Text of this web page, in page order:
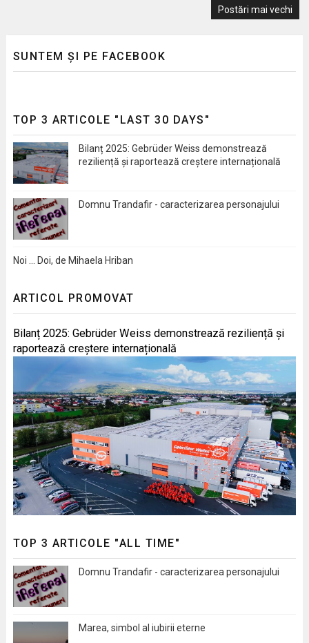
Postări mai vechi
SUNTEM ȘI PE FACEBOOK
TOP 3 ARTICOLE "LAST 30 DAYS"
Bilanț 2025: Gebrüder Weiss demonstrează
reziliență și raportează creștere internațională
Domnu Trandafir - caracterizarea personajului
Noi … Doi, de Mihaela Hriban
ARTICOL PROMOVAT
Bilanț 2025: Gebrüder Weiss demonstrează reziliență și
raportează creștere internațională
TOP 3 ARTICOLE "ALL TIME"
Domnu Trandafir - caracterizarea personajului
Marea, simbol al iubirii eterne